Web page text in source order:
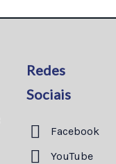
Redes
Sociais
Facebook
YouTube